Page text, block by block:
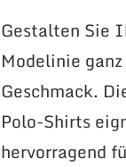
Gestalten Sie
Modelinie
Geschmack.
Polo-Shirts
hervorragend